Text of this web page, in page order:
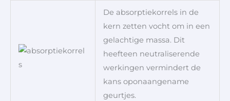
De absorptiekorrels in de
kern zetten vocht om in een
gelachtige massa. Dit
heefteen neutraliserende
werkingen vermindert de
kans oponaangename
geurtjes.